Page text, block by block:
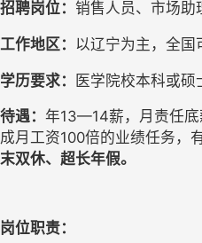
招聘岗位： 销售人员、市场助
工作地区： 以辽宁为主，全国
学历要求： 医学院校本科或硕
待遇： 年13—14薪，月责任
成月工资100倍的业绩任务，
末双休、超长年假。
岗位职责：